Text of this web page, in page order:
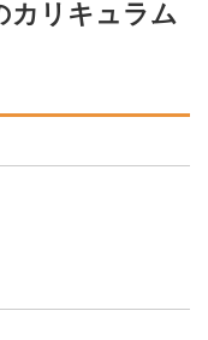
カリキュラム